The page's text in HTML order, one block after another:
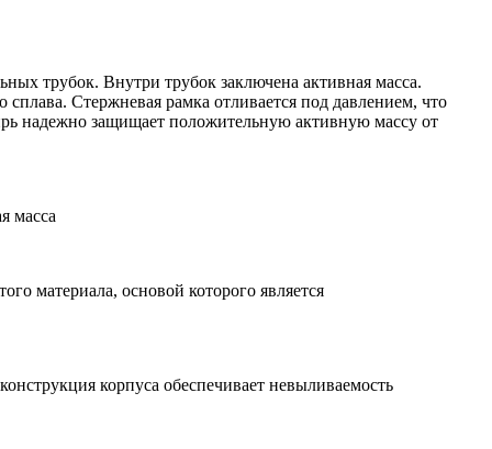
трубок. Внутри трубок заключена активная масса.
Стержневая рамка отливается под давлением, что
надежно защищает положительную активную массу от
масса
материала, основой которого является
корпуса обеспечивает невыливаемость